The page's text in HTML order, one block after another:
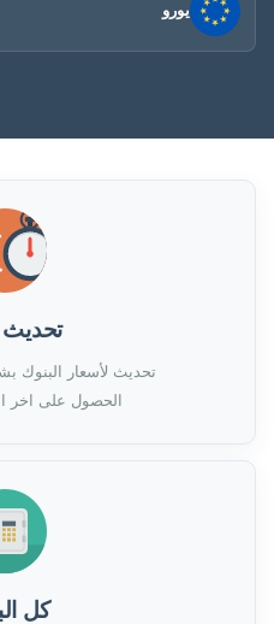
يورو
تحديث لأسعار البنوك
الحصول على اخر
كل